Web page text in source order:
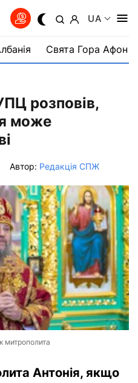
UA
Свята Гора Афон
розповів,
може
Автор: Редакція СПЖ
митрополита
Антонія, якщо